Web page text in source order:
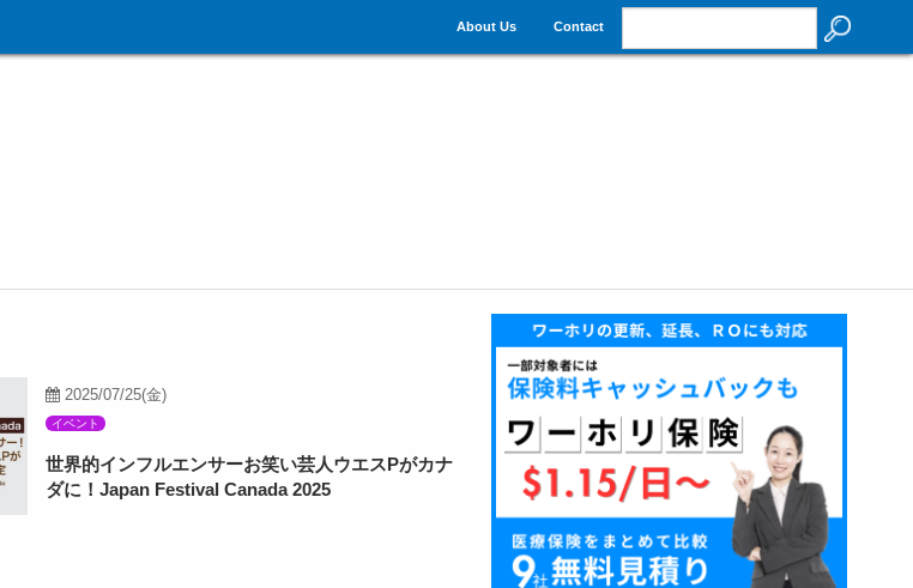
About Us Contact
2025/07/25(金)
イベント
世界的インフルエンサーお笑い芸人ウエスPがカナ
ダに！Japan Festival Canada 2025